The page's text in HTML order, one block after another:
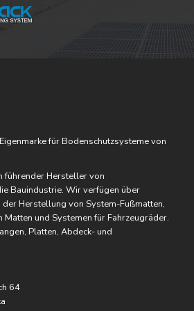
für Bodenschutzsysteme von
führender Hersteller von
Bauindustrie. Wir verfügen über
Herstellung von System-Fußmatten,
Matten und Systemen für Fahrzeugräder.
Platten, Abdeck- und
64